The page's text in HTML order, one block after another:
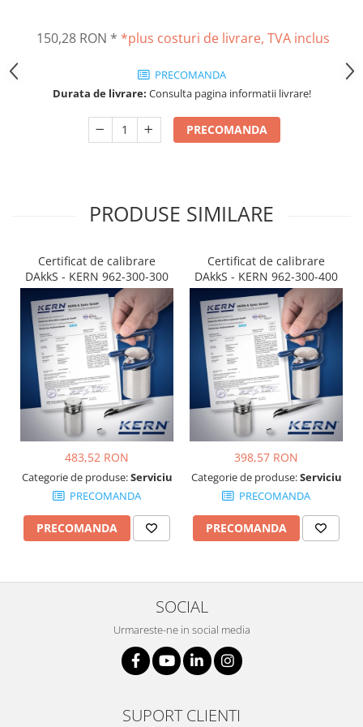
Termometre cu infrarosu
Standuri testare manuala
Cabluri
Carlige
Convertor Analog-Digital
Cutie de jonctiune
Picioare ajustabile
Piese pentru compresiune
Placa de montaj
Placi etalon
Senzori
Set pentru compresiune
Set suruburi otel
Suporti
Varf de impact
Instrumente optice
Adaptoare
Adaptor camera microscop
Altele
Cap microscop
Carcase si genti
Cleme
Filtru Quartz wedge
Iluminare microscop
150,28 RON * *plus costuri de livrare, TVA inclus
PRECOMANDA
Durata de livrare: Consulta pagina informatii livrare!
PRECOMANDA
PRODUSE SIMILARE
Certificat de calibrare
DAkkS - KERN 962-300-300
483,52 RON
Categorie de produse:Serviciu
PRECOMANDA
PRECOMANDA
Certificat de calibrare
DAkkS - KERN 962-300-400
398,57 RON
Categorie de produse:Serviciu
PRECOMANDA
PRECOMANDA
SOCIAL
Urmareste-ne in social media
SUPORT CLIENTI